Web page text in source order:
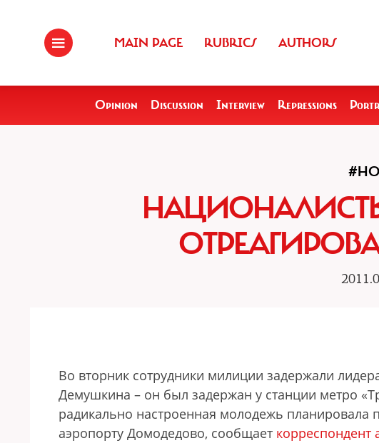
MAIN PAGE RUBRICS AUTHORS
Opinion Discussion Interview Repressions
Во вторник сотрудники милиции задержали
Демушкина – он был задержан у станции метро
радикально настроенная молодежь планировала
аэропорту Домодедово, сообщает корреспондент